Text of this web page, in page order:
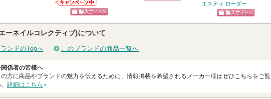
デジャヴュから
のお知らせがあ
ります ショッピン
グサイトへ
エスティ ローダー
ショッピン
ーネイルコレクティブ)について
ンドのTopへ このブランドの商品一覧へ
係者の皆様へ
方に商品やブランドの魅力を伝えるために、情報掲載を希望されるメーカー様はぜひこちらをご覧
詳細はこちら